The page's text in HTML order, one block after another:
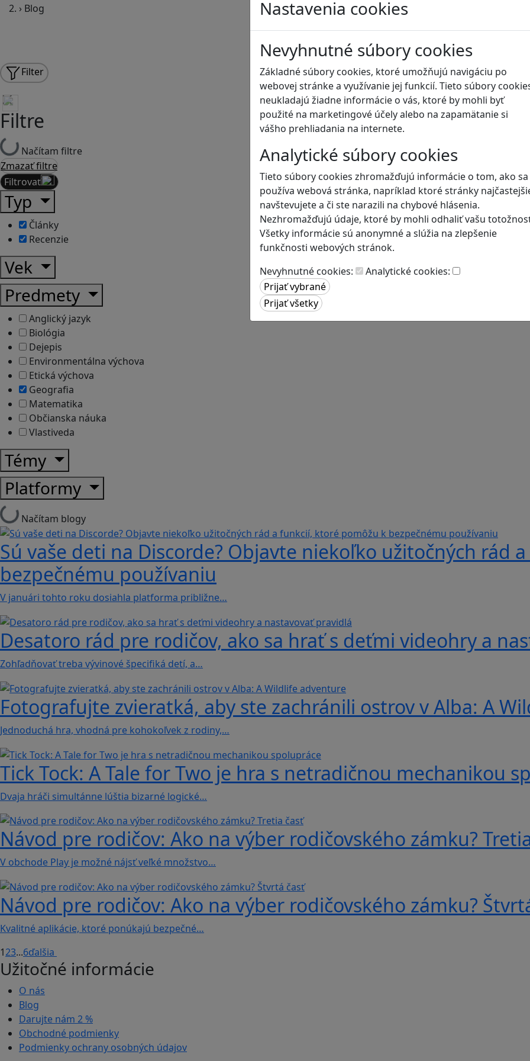
Nastavenia cookies
Nevyhnutné súbory cookies
Základné súbory cookies, ktoré umožňujú navigáciu po
webovej stránke a využívanie jej funkcií. Tieto súbory
neukladajú žiadne informácie o vás, ktoré by mohli byť
použité na marketingové účely alebo na zapamätanie si
vášho prehliadania na internete.
Analytické súbory cookies
Tieto súbory cookies zhromažďujú informácie o tom, ako sa
používa webová stránka, napríklad ktoré stránky
navštevujete a či ste narazili na chybové hlásenia.
Nezhromažďujú údaje, ktoré by mohli odhaliť vašu
Všetky informácie sú anonymné a slúžia na zlepšenie
funkčnosti webových stránok.
Nevyhnutné cookies:
Analytické cookies:
› Blog
Blog
Filter
Filtre
Načítam filtre
Zmazať filtre
Filtrovať
Typ
Články
Recenzie
Vek
Predmety
Anglický jazyk
Biológia
Dejepis
Environmentálna výchova
Etická výchova
Geografia
Matematika
Občianska náuka
Vlastiveda
Témy
Platformy
Načítam blogy
Sú vaše deti na Discorde? Objavte niekoľko užitočných rád
bezpečnému používaniu
V januári tohto roku dosiahla platforma približne…
Desatoro rád pre rodičov, ako sa hrať s deťmi videohry a
Zohľadňovať treba vývinové špecifiká detí, a…
Fotografujte zvieratká, aby ste zachránili ostrov v Alba: A
Jednoduchá hra, vhodná pre kohokoľvek z rodiny,…
Tick Tock: A Tale for Tw‪o je hra s netradičnou mechanikou
Dvaja hráči simultánne lúštia bizarné logické…
Návod pre rodičov: Ako na výber rodičovského zámku?
V obchode Play je možné nájsť veľké množstvo…
Návod pre rodičov: Ako na výber rodičovského zámku?
Kvalitné aplikácie, ktoré ponúkajú bezpečné…
123...6ďalšia
Užitočné informácie
O nás
Blog
Darujte nám 2 %
Obchodné podmienky
Podmienky ochrany osobných údajov